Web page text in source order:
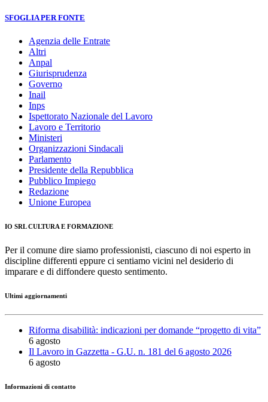
SFOGLIA PER FONTE
Agenzia delle Entrate
Altri
Anpal
Giurisprudenza
Governo
Inail
Inps
Ispettorato Nazionale del Lavoro
Lavoro e Territorio
Ministeri
Organizzazioni Sindacali
Parlamento
Presidente della Repubblica
Pubblico Impiego
Redazione
Unione Europea
IO SRL CULTURA E FORMAZIONE
Per il comune dire siamo professionisti, ciascuno di noi esperto in
discipline differenti eppure ci sentiamo vicini nel desiderio di
imparare e di diffondere questo sentimento.
Ultimi aggiornamenti
Riforma disabilità: indicazioni per domande “progetto di vita”
6 agosto
Il Lavoro in Gazzetta - G.U. n. 181 del 6 agosto 2026
6 agosto
Informazioni di contatto